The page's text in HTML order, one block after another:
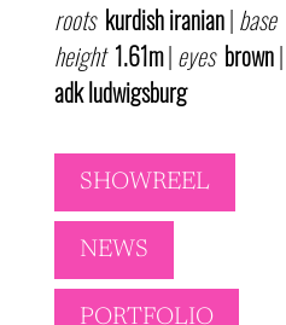
roots kurdish iranian| base
height 1.61m| eyes brown|
adk ludwigsburg
SHOWREEL
NEWS
PORTFOLIO